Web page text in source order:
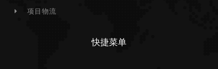
项目物流
快捷菜单